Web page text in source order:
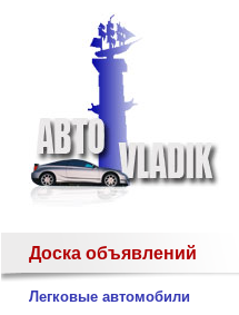
Доска объявлений
Легковые автомобили